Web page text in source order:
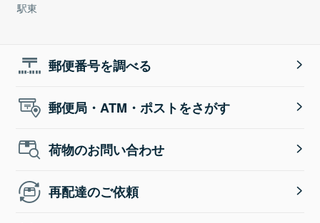
駅東
郵便番号を調べる
郵便局・ATM・ポストをさがす
荷物のお問い合わせ
再配達のご依頼